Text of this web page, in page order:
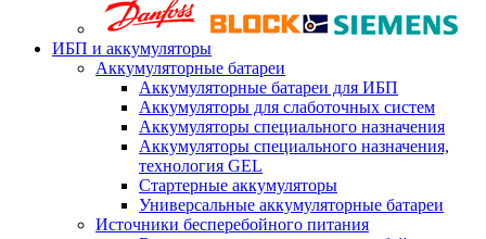
ИБП и аккумуляторы
Аккумуляторные батареи
Аккумуляторные батареи для ИБП
Аккумуляторы для слаботочных систем
Аккумуляторы специального назначения
Аккумуляторы специального назначения,
технология GEL
Стартерные аккумуляторы
Универсальные аккумуляторные батареи
Источники бесперебойного питания